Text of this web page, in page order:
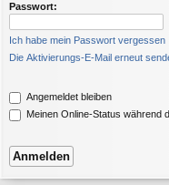
Passwort:
Ich habe mein Passwort vergessen
Die Aktivierungs-E-Mail erneut
Angemeldet bleiben
Meinen Online-Status während